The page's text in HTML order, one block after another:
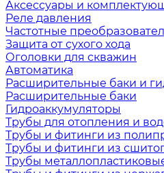
Аксессуары и
Реле давления
Частотные
Защита от сухого хода
Оголовки для скважин
Автоматика
Расширительные баки и
Расширительные баки
Гидроаккумуляторы
Трубы для отопления и
Трубы и фитинги из
Трубы и фитинги из
Трубы